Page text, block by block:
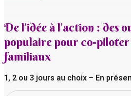
De l’idée à l’action : des
populaire pour co-piloter
familiaux
1, 2 ou 3 jours au choix – En